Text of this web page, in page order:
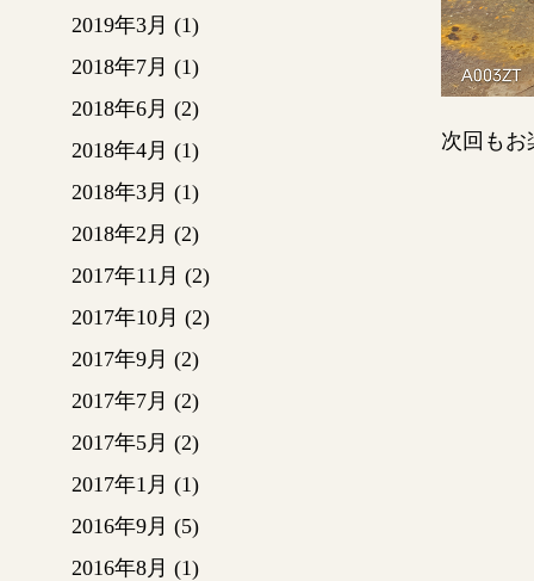
2019年3月 (1)
2018年7月 (1)
2018年6月 (2)
2018年4月 (1)
2018年3月 (1)
2018年2月 (2)
2017年11月 (2)
2017年10月 (2)
2017年9月 (2)
2017年7月 (2)
2017年5月 (2)
2017年1月 (1)
2016年9月 (5)
2016年8月 (1)
次回もお